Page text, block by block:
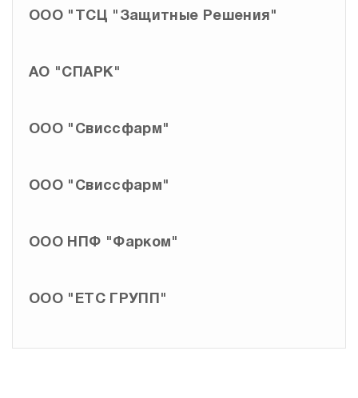
ООО "ТСЦ "Защитные Решения"
АО "СПАРК"
ООО "Свиссфарм"
ООО "Свиссфарм"
ООО НПФ "Фарком"
ООО "ЕТС ГРУПП"